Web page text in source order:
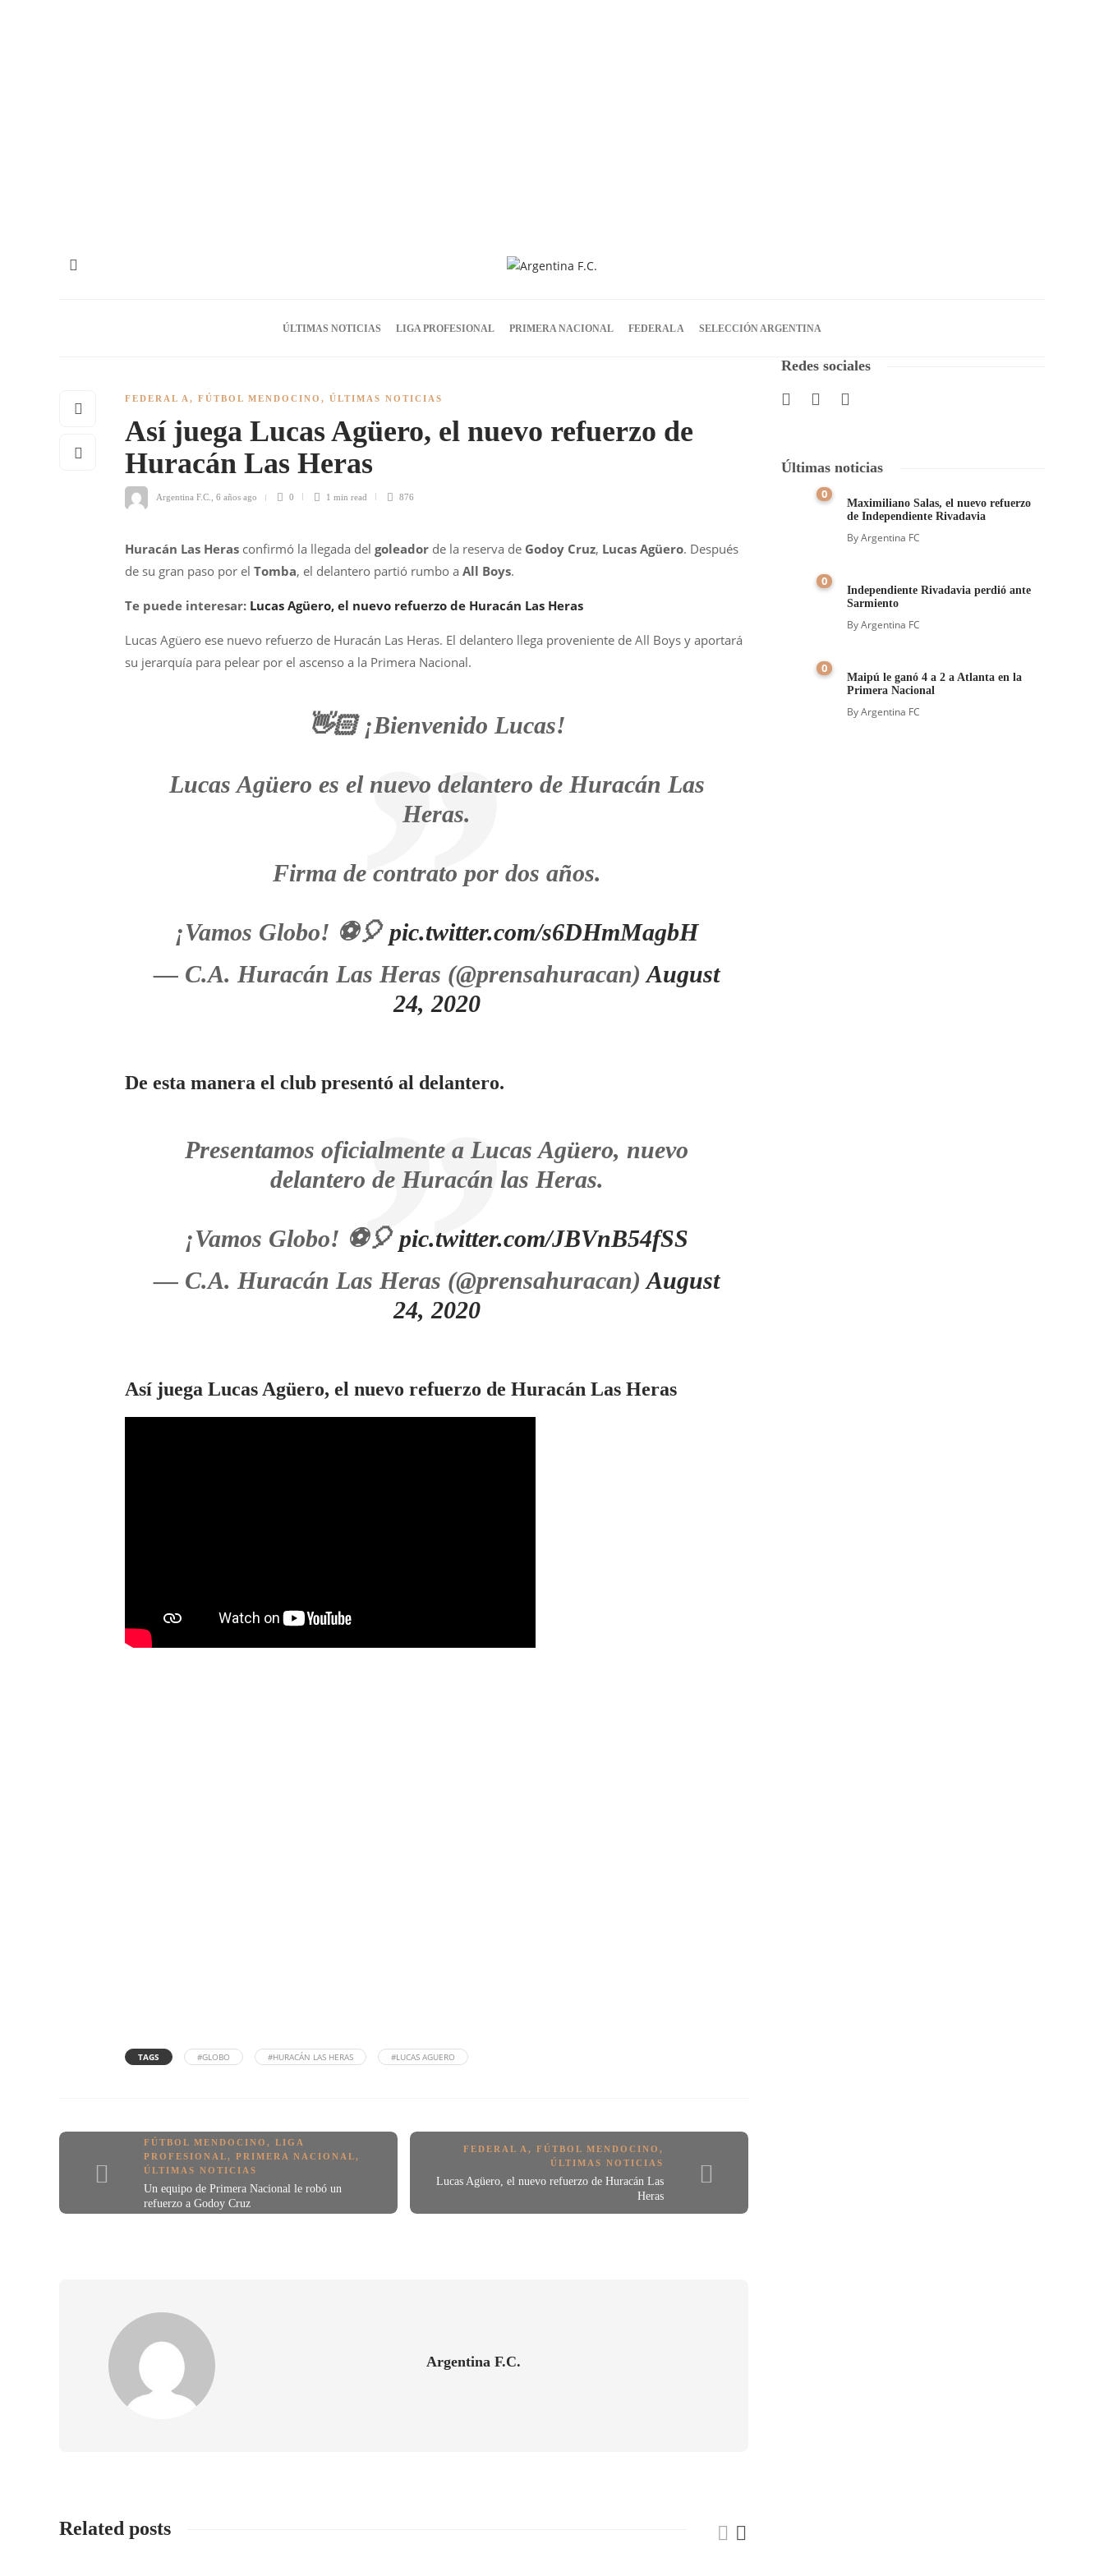
ÚLTIMAS NOTICIAS LIGA PROFESIONAL PRIMERA NACIONAL FEDERAL A SELECCIÓN ARGENTINA
FEDERAL A , FÚTBOL MENDOCINO , ÚLTIMAS NOTICIAS
Así juega Lucas Agüero, el nuevo refuerzo de
Huracán Las Heras
Argentina F.C. 6 años ago 0 1 min read 876
Huracán Las Heras confirmó la llegada del goleador de la reserva de Godoy Cruz, Lucas Agüero. Después
de su gran paso por el Tomba, el delantero partió rumbo a All Boys.
Te puede interesar: Lucas Agüero, el nuevo refuerzo de Huracán Las Heras
Lucas Agüero ese nuevo refuerzo de Huracán Las Heras. El delantero llega proveniente de All Boys y aportará
su jerarquía para pelear por el ascenso a la Primera Nacional.
👋🏻 ¡Bienvenido Lucas!
Lucas Agüero es el nuevo delantero de Huracán Las
Heras.
Firma de contrato por dos años.
¡Vamos Globo! ⚽🎈pic.twitter.com/s6DHmMagbH
— C.A. Huracán Las Heras (@prensahuracan)August
24, 2020
De esta manera el club presentó al delantero.
Presentamos oficialmente a Lucas Agüero, nuevo
delantero de Huracán las Heras.
¡Vamos Globo! ⚽🎈pic.twitter.com/JBVnB54fSS
— C.A. Huracán Las Heras (@prensahuracan)August
24, 2020
Así juega Lucas Agüero, el nuevo refuerzo de Huracán Las Heras
TAGS #GLOBO #HURACÁN LAS HERAS #LUCAS AGUERO
FÚTBOL MENDOCINO,LIGA
PROFESIONAL,PRIMERA NACIONAL,
ÚLTIMAS NOTICIAS
Un equipo de Primera Nacional le robó un
refuerzo a Godoy Cruz
FEDERAL A,FÚTBOL MENDOCINO,
ÚLTIMAS NOTICIAS
Lucas Agüero, el nuevo refuerzo de Huracán Las
Heras
Argentina F.C.
Related posts
Redes sociales
Últimas noticias
0
Maximiliano Salas, el nuevo refuerzo
de Independiente Rivadavia
ByArgentina FC
0
Independiente Rivadavia perdió ante
Sarmiento
ByArgentina FC
0
Maipú le ganó 4 a 2 a Atlanta en la
Primera Nacional
ByArgentina FC